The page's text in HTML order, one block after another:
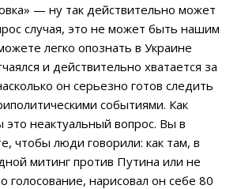
— ну так действительно может
случая, это не может быть нашим
легко опознать в Украине
и действительно хватается за
он серьезно готов следить
событиями. Как
это неактуальный вопрос. Вы в
чтобы люди говорили: как там, в
митинг против Путина или не
голосование, нарисовал он себе 80